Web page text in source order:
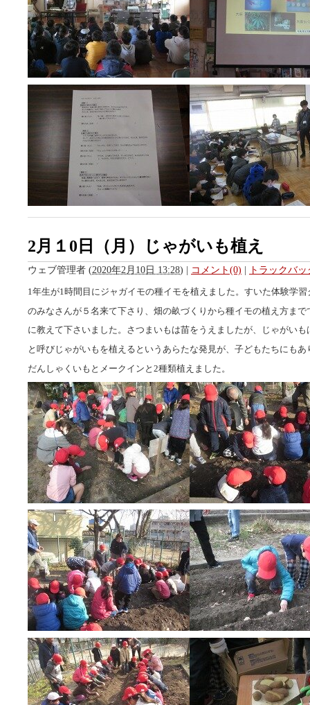
2月１0日（月）じゃがいも植え
ウェブ管理者 (2020年2月10日 13:28) | コメント(0) | トラックバ
1年生が1時間目にジャガイモの種イモを植えました。すいた体験学習
のみなさんが５名来て下さり、畑の畝づくりから種イモの植え方まで
に教えて下さいました。さつまいもは苗をうえましたが、じゃがいも
と呼びじゃがいもを植えるというあらたな発見が、子どもたちにもあ
だんしゃくいもとメークインと2種類植えました。